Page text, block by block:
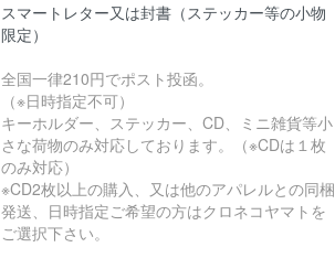
スマートレター又は封書（ステッカー等の小物
限定）
全国一律210円でポスト投函。
（※日時指定不可）
キーホルダー、ステッカー、CD、ミニ雑貨等小
さな荷物のみ対応しております。（※CDは１枚
のみ対応）
※CD2枚以上の購入、又は他のアパレルとの同梱
発送、日時指定ご希望の方はクロネコヤマトを
ご選択下さい。